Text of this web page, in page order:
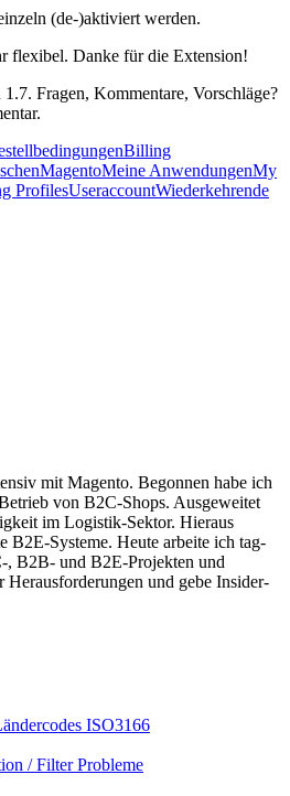
(de-)aktiviert werden.
flexibel. Danke für die Extension!
Fragen, Kommentare, Vorschläge?
Billing
MagentoMeine AnwendungenMy
ProfilesUseraccountWiederkehrende
mit Magento. Begonnen habe ich
von B2C-Shops. Ausgeweitet
im Logistik-Sektor. Hieraus
B2E-Systeme. Heute arbeite ich tag-
, B2B- und B2E-Projekten und
Herausforderungen und gebe Insider-
ISO3166
/ Filter Probleme